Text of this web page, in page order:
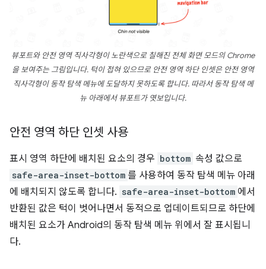
뷰포트와 안전 영역 직사각형이 노란색으로 칠해진 전체 화면 모드의 Chrome
을 보여주는 그림입니다. 턱이 접혀 있으므로 안전 영역 하단 인셋은 안전 영역
직사각형이 동작 탐색 메뉴에 도달하지 못하도록 합니다. 따라서 동작 탐색 메
뉴 아래에서 뷰포트가 엿보입니다.
안전 영역 하단 인셋 사용
표시 영역 하단에 배치된 요소의 경우 bottom 속성 값으로
safe-area-inset-bottom 를 사용하여 동작 탐색 메뉴 아래
에 배치되지 않도록 합니다. safe-area-inset-bottom 에서
반환된 값은 턱이 벗어나면서 동적으로 업데이트되므로 하단에
배치된 요소가 Android의 동작 탐색 메뉴 위에서 잘 표시됩니
다.